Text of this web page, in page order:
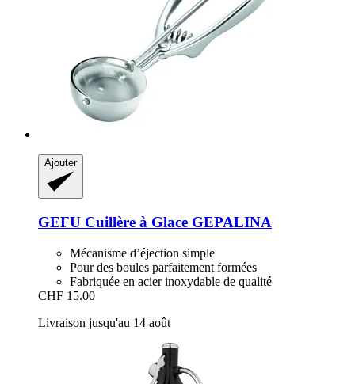
Ajouter
GEFU Cuillère à Glace GEPALINA
Mécanisme d’éjection simple
Pour des boules parfaitement formées
Fabriquée en acier inoxydable de qualité
CHF 15.00
Livraison jusqu'au 14 août